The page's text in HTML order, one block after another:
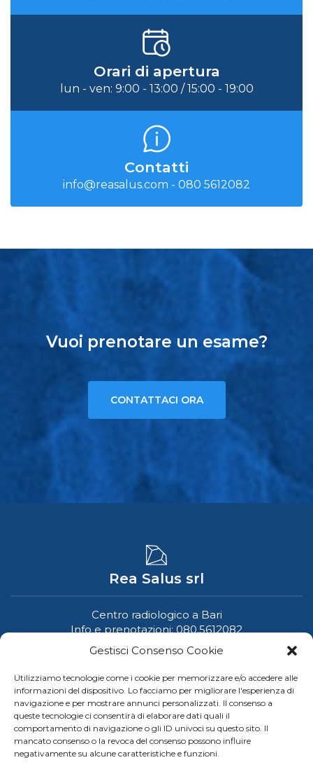
Gestisci Consenso Cookie
Utilizziamo tecnologie come i cookie per memorizzare e/o accedere alle
informazioni del dispositivo. Lo facciamo per migliorare l'esperienza di
navigazione e per mostrare annunci personalizzati. Il consenso a
queste tecnologie ci consentirà di elaborare dati quali il
comportamento di navigazione o gli ID univoci su questo sito. Il
mancato consenso o la revoca del consenso possono influire
negativamente su alcune caratteristiche e funzioni.
Orari di apertura
lun - ven: 9:00 - 13:00 / 15:00 - 19:00
Contatti
info@reasalus.com - 080 5612082
Vuoi prenotare un esame?
CONTATTACI ORA
Rea Salus srl
Centro radiologico a Bari
Info e prenotazioni:080.5612082
Dove siamo
Studio:via Salvatore Matarrese, 11/5 - Bari
Sede legale: Via Antonio Beatillo, 43 - Bari